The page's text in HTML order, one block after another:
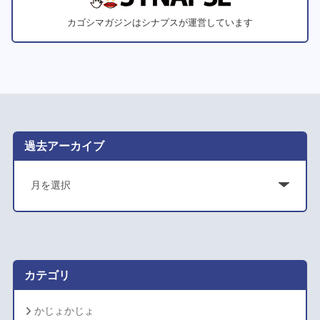
カゴシマガジンはシナプスが運営しています
過去アーカイブ
ア
カ
カテゴリ
かじょかじょ